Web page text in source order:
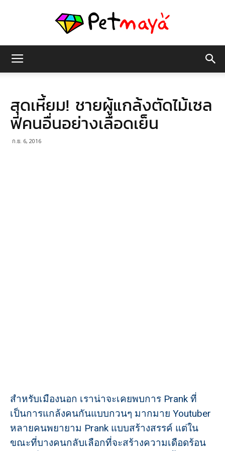
มายา
สุดเหี้ยม! ชายผู้แกล้งตัดไม้เซล
ฟี่คนอื่นอย่างเลือดเย็น
ก.ย. 6, 2016
สำหรับเมืองนอก เราน่าจะเคยพบการ Prank ที่
เป็นการแกล้งคนกันแบบกวนๆ มากมาย Youtuber
หลายคนพยายาม Prank แบบสร้างสรรค์ แต่ใน
ขณะที่บางคนกลับเลือกที่จะสร้างความเดือดร้อน